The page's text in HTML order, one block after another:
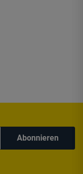
Abonnieren